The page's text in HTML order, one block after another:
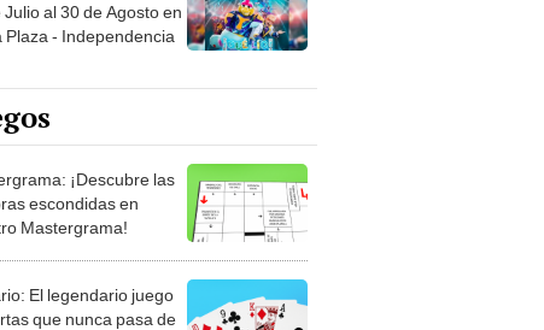
Julio al 30 de Agosto en
Plaza - Independencia
¡Descubre las
escondidas en
Mastergrama!
El legendario juego
que nunca pasa de